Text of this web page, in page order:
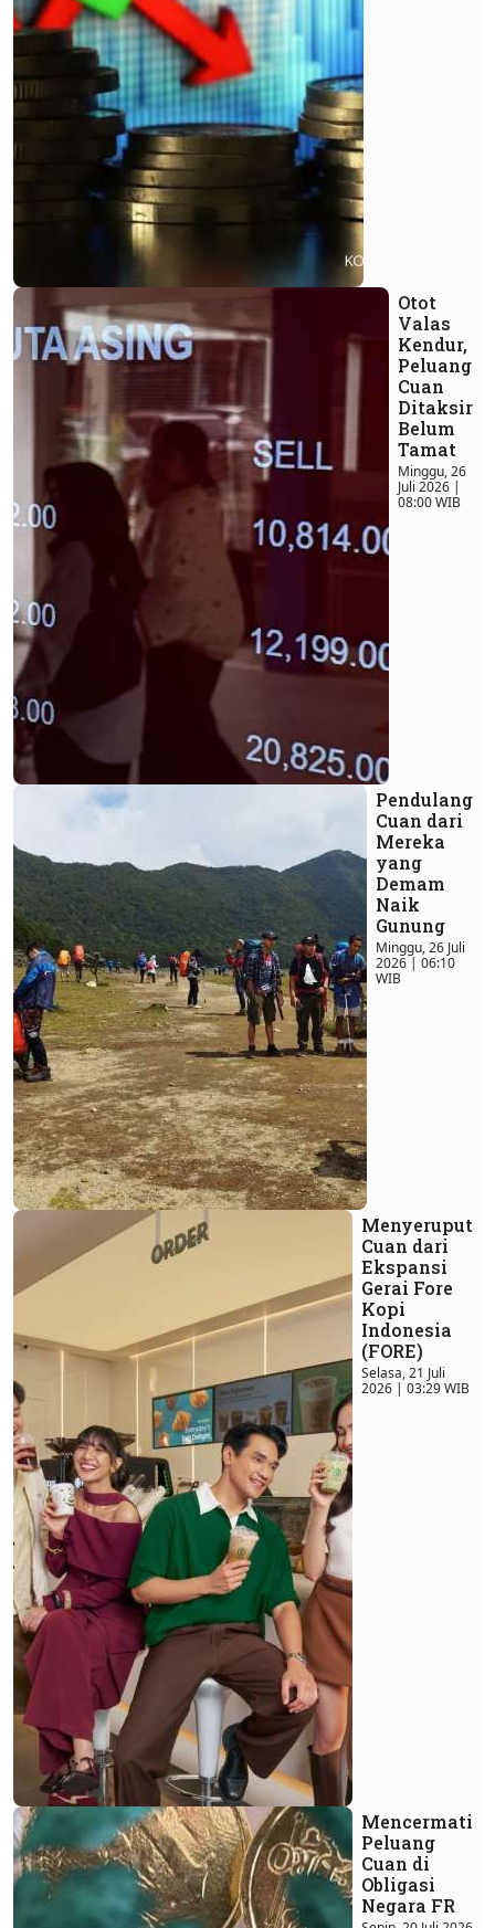
Otot
Valas
Kendur,
Peluang
Cuan
Ditaksir
Belum
Tamat
Minggu, 26
Juli 2026 |
08:00 WIB
Pendulang
Cuan dari
Mereka
yang
Demam
Naik
Gunung
Minggu, 26 Juli
2026 | 06:10
WIB
Menyeruput
Cuan dari
Ekspansi
Gerai Fore
Kopi
Indonesia
(FORE)
Selasa, 21 Juli
2026 | 03:29 WIB
Mencermati
Peluang
Cuan di
Obligasi
Negara FR